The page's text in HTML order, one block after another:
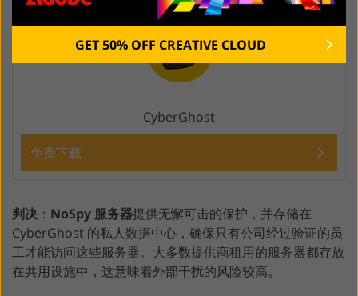
CyberGhost
免费下载
判决 ： NoSpy 服务器提供无懈可击的保护，并存储在
CyberGhost 的私人数据中心，确保只有公司经过验证的员
工才能访问这些服务器。大多数提供商租用的服务器都存放
在共用设施中，这意味着外部干扰的风险较高。
GET 50% OFF CREATIVE CLOUD